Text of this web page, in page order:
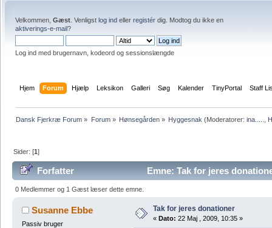
Velkommen, Gæst . Venligst log ind eller registér dig. Modtog du ikke en
aktiverings-e-mail?
Log ind med brugernavn, kodeord og sessionslængde
Hjem Forum Hjælp Leksikon Galleri Søg Kalender TinyPortal Staff
Dansk Fjerkræ Forum » Forum» Hønsegården» Hyggesnak (Moderatorer:ina.....
Sider: [1]
Forfatter Emne: Tak for jeres
0 Medlemmer og 1 Gæst læser dette emne.
Susanne Ebbe
Passiv bruger
Tak for jeres donationer
« Dato: 22 Maj , 2009, 10:35 »